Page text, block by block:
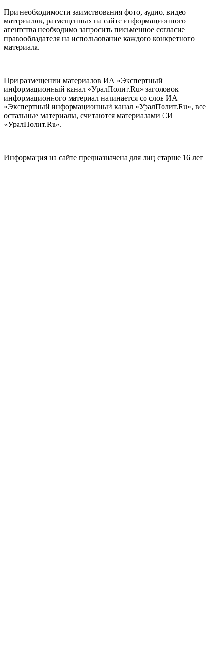
При необходимости заимствования фото, аудио, видео
материалов, размещенных на сайте информационного
агентства необходимо запросить письменное согласие
правообладателя на использование каждого конкретного
материала.
При размещении материалов ИА «Экспертный
информационный канал «УралПолит.Ru» заголовок
информационного материал начинается со слов ИА
«Экспертный информационный канал «УралПолит.Ru», все
остальные материалы, считаются материалами СИ
«УралПолит.Ru».
Информация на сайте предназначена для лиц старше 16 лет